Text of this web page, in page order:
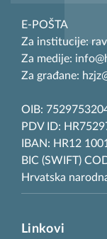
E-POŠTA
Za institucije:
Za medije:
Za građane:
OIB:
PDV ID:
IBAN: HR12
BIC (SWIFT)
Hrvatska
Linkovi